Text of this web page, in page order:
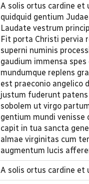
A solis ortus cardine et
quidquid gentium
Laudate vestrum
Fit porta Christi pervia
superni numinis
gaudium immensa
mundumque replens
est praeconio angelico
justum fuderunt
sobolem ut virgo
gentium mundi venisse
capit in tua sancta
almae virginitas cum
augmentum lucis
A solis ortus cardine et